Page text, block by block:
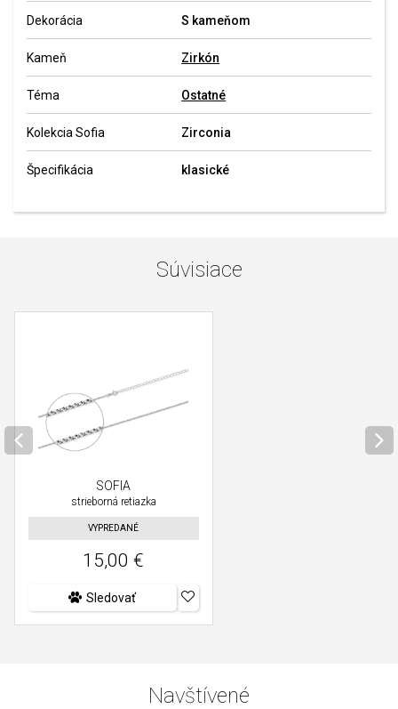
Dekorácia S kameňom
Kameň Zirkón
Téma Ostatné
Kolekcia Sofia Zirconia
Špecifikácia klasické
Súvisiace
SOFIA
strieborná retiazka
VYPREDANÉ
15,00 €
Sledovať
Navštívené